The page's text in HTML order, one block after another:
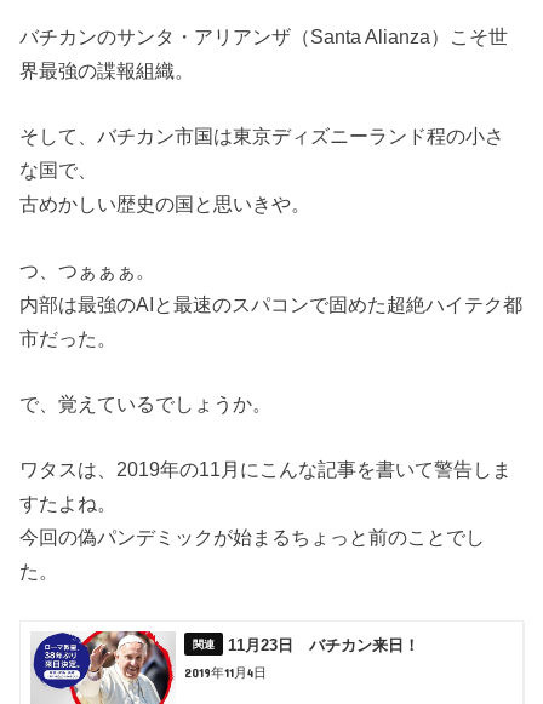
バチカンのサンタ・アリアンザ（Santa Alianza）こそ世
界最強の諜報組織。
そして、バチカン市国は東京ディズニーランド程の小さ
な国で、
古めかしい歴史の国と思いきや。
つ、つぁぁぁ。
内部は最強のAIと最速のスパコンで固めた超絶ハイテク都
市だった。
で、覚えているでしょうか。
ワタスは、2019年の11月にこんな記事を書いて警告しま
すたよね。
今回の偽パンデミックが始まるちょっと前のことでし
た。
11月23日 バチカン来日！
2019年11月4日